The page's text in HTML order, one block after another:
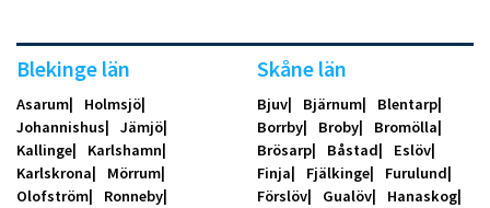
Blekinge län
Asarum
Holmsjö
Johannishus
Jämjö
Kallinge
Karlshamn
Karlskrona
Mörrum
Olofström
Ronneby
Skåne län
Bjuv Bjärnum
Blentarp
Borrby
Broby
Bromölla
Brösarp
Båstad
Eslöv
Finja
Fjälkinge
Furulund
Förslöv
Gualöv
Hanaskog